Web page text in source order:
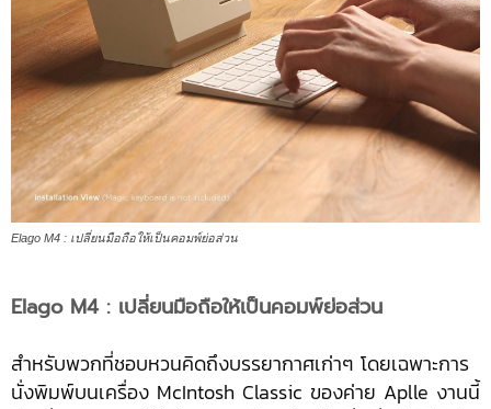
Elago M4 : เปลี่ยนมือถือให้เป็นคอมพ์ย่อส่วน
Elago M4 : เปลี่ยนมือถือให้เป็นคอมพ์ย่อส่วน
สำหรับพวกที่ชอบหวนคิดถึงบรรยากาศเก่าๆ โดยเฉพาะการ
นั่งพิมพ์บนเครื่อง McIntosh Classic ของค่าย Aplle งานนี้